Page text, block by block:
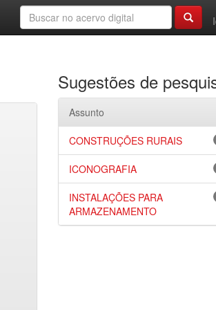
Sugestões de
Assunto
CONSTRUÇÕES RURAIS
ICONOGRAFIA
INSTALAÇÕES PARA
ARMAZENAMENTO